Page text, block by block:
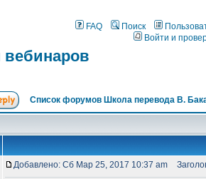
FAQ Поиск
Войти и
Список форумов Школа перевода В.
Добавлено: Сб Мар 25, 2017 10:37 am